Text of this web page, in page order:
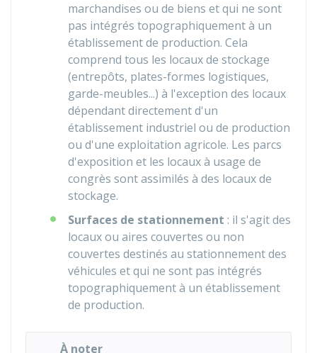
marchandises ou de biens et qui ne sont
pas intégrés topographiquement à un
établissement de production. Cela
comprend tous les locaux de stockage
(entrepôts, plates-formes logistiques,
garde-meubles...) à l'exception des locaux
dépendant directement d'un
établissement industriel ou de production
ou d'une exploitation agricole. Les parcs
d'exposition et les locaux à usage de
congrès sont assimilés à des locaux de
stockage.
Surfaces de stationnement : il s'agit des
locaux ou aires couvertes ou non
couvertes destinés au stationnement des
véhicules et qui ne sont pas intégrés
topographiquement à un établissement
de production.
À noter